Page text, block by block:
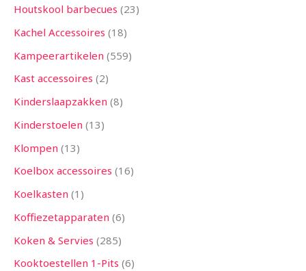
Houtskool barbecues 23
Kachel Accessoires 18
Kampeerartikelen 559
Kast accessoires 2
Kinderslaapzakken 8
Kinderstoelen 13
Klompen 13
Koelbox accessoires 16
Koelkasten 1
Koffiezetapparaten 6
Koken & Servies 285
Kooktoestellen 1-Pits 6